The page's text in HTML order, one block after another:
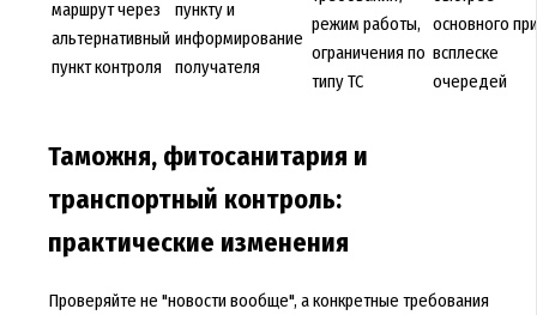
маршрут через
альтернативный
пункт контроля
пункту и
информирование
получателя
режим работы,
ограничения по
типу ТС
основного при
всплеске
очередей
Таможня, фитосанитария и
транспортный контроль:
практические изменения
Проверяйте не "новости вообще", а конкретные требования